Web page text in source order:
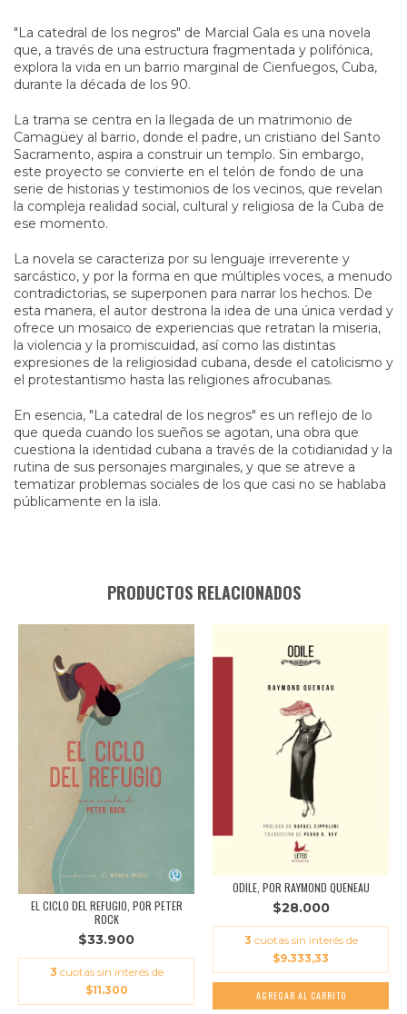
"La catedral de los negros" de Marcial Gala es una novela
que, a través de una estructura fragmentada y polifónica,
explora la vida en un barrio marginal de Cienfuegos, Cuba,
durante la década de los 90.
La trama se centra en la llegada de un matrimonio de
Camagüey al barrio, donde el padre, un cristiano del Santo
Sacramento, aspira a construir un templo. Sin embargo,
este proyecto se convierte en el telón de fondo de una
serie de historias y testimonios de los vecinos, que revelan
la compleja realidad social, cultural y religiosa de la Cuba de
ese momento.
La novela se caracteriza por su lenguaje irreverente y
sarcástico, y por la forma en que múltiples voces, a menudo
contradictorias, se superponen para narrar los hechos. De
esta manera, el autor destrona la idea de una única verdad y
ofrece un mosaico de experiencias que retratan la miseria,
la violencia y la promiscuidad, así como las distintas
expresiones de la religiosidad cubana, desde el catolicismo y
el protestantismo hasta las religiones afrocubanas.
En esencia, "La catedral de los negros" es un reflejo de lo
que queda cuando los sueños se agotan, una obra que
cuestiona la identidad cubana a través de la cotidianidad y la
rutina de sus personajes marginales, y que se atreve a
tematizar problemas sociales de los que casi no se hablaba
públicamente en la isla.
PRODUCTOS RELACIONADOS
EL CICLO DEL REFUGIO, POR PETER
ROCK
$33.900
3 cuotas sin interés de
$11.300
ODILE, POR RAYMOND QUENEAU
$28.000
3 cuotas sin interés de
$9.333,33